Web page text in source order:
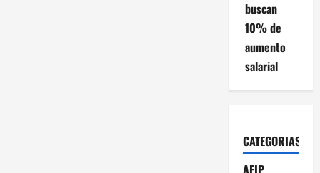
buscan
10% de
aumento
salarial
CATEGORIAS
AFIP